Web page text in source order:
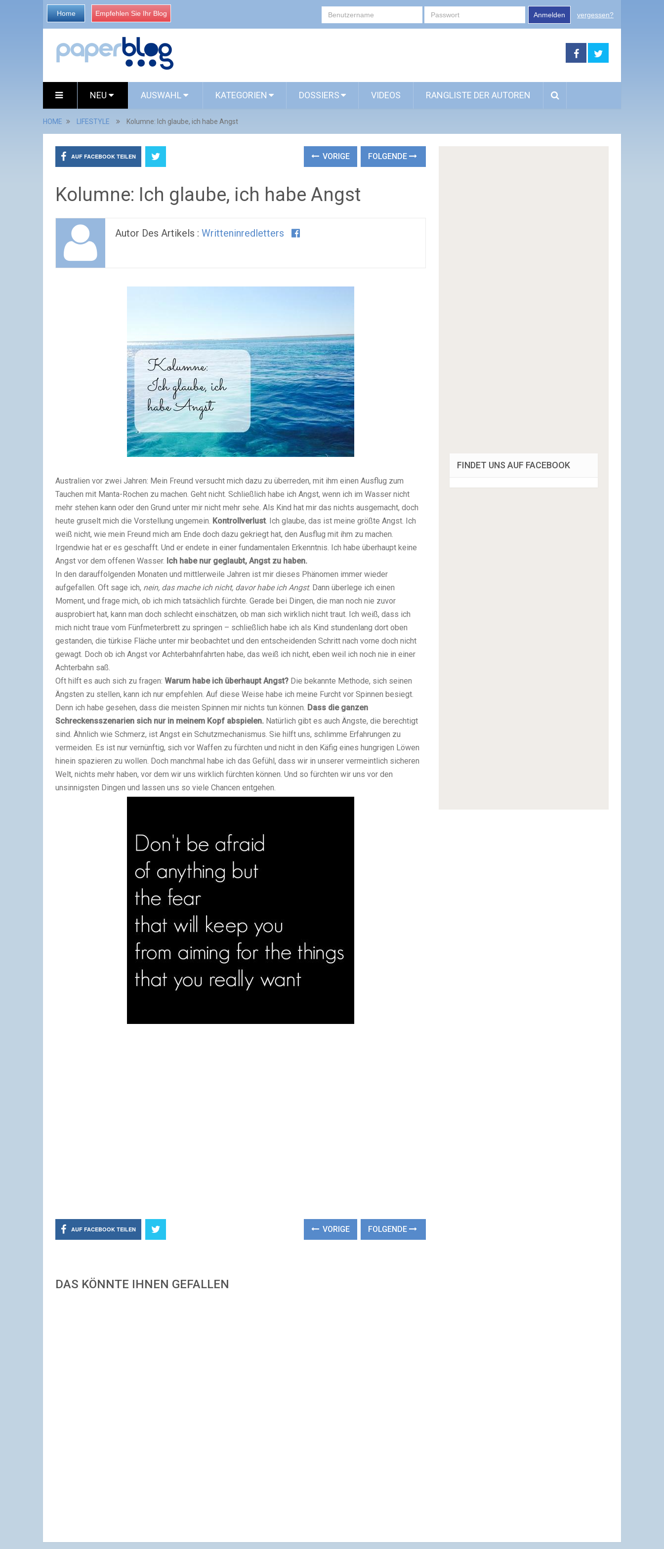
Home Empfehlen Sie Ihr Blog Anmelden vergessen?
NEU AUSWAHL KATEGORIEN DOSSIERS VIDEOS RANGLISTE DER AUTOREN
HOME LIFESTYLE Kolumne: Ich glaube, ich habe Angst
AUF FACEBOOK TEILEN VORIGE FOLGENDE
Kolumne: Ich glaube, ich habe Angst
Autor Des Artikels : Writteninredletters
Australien vor zwei Jahren: Mein Freund versucht mich dazu zu überreden, mit ihm einen Ausflug zum
Tauchen mit Manta-Rochen zu machen. Geht nicht. Schließlich habe ich Angst, wenn ich im Wasser nicht
mehr stehen kann oder den Grund unter mir nicht mehr sehe. Als Kind hat mir das nichts ausgemacht, doch
heute gruselt mich die Vorstellung ungemein. Kontrollverlust. Ich glaube, das ist meine größte Angst. Ich
weiß nicht, wie mein Freund mich am Ende doch dazu gekriegt hat, den Ausflug mit ihm zu machen.
Irgendwie hat er es geschafft. Und er endete in einer fundamentalen Erkenntnis. Ich habe überhaupt keine
Angst vor dem offenen Wasser. Ich habe nur geglaubt, Angst zu haben.
In den darauffolgenden Monaten und mittlerweile Jahren ist mir dieses Phänomen immer wieder
aufgefallen. Oft sage ich, nein, das mache ich nicht, davor habe ich Angst. Dann überlege ich einen
Moment, und frage mich, ob ich mich tatsächlich fürchte. Gerade bei Dingen, die man noch nie zuvor
ausprobiert hat, kann man doch schlecht einschätzen, ob man sich wirklich nicht traut. Ich weiß, dass ich
mich nicht traue vom Fünfmeterbrett zu springen – schließlich habe ich als Kind stundenlang dort oben
gestanden, die türkise Fläche unter mir beobachtet und den entscheidenden Schritt nach vorne doch nicht
gewagt. Doch ob ich Angst vor Achterbahnfahrten habe, das weiß ich nicht, eben weil ich noch nie in einer
Achterbahn saß.
Oft hilft es auch sich zu fragen: Warum habe ich überhaupt Angst? Die bekannte Methode, sich seinen
Ängsten zu stellen, kann ich nur empfehlen. Auf diese Weise habe ich meine Furcht vor Spinnen besiegt.
Denn ich habe gesehen, dass die meisten Spinnen mir nichts tun können. Dass die ganzen
Schreckensszenarien sich nur in meinem Kopf abspielen. Natürlich gibt es auch Ängste, die berechtigt
sind. Ähnlich wie Schmerz, ist Angst ein Schutzmechanismus. Sie hilft uns, schlimme Erfahrungen zu
vermeiden. Es ist nur vernünftig, sich vor Waffen zu fürchten und nicht in den Käfig eines hungrigen Löwen
hinein spazieren zu wollen. Doch manchmal habe ich das Gefühl, dass wir in unserer vermeintlich sicheren
Welt, nichts mehr haben, vor dem wir uns wirklich fürchten können. Und so fürchten wir uns vor den
unsinnigsten Dingen und lassen uns so viele Chancen entgehen.
AUF FACEBOOK TEILEN VORIGE FOLGENDE
DAS KÖNNTE IHNEN GEFALLEN
FINDET UNS AUF FACEBOOK